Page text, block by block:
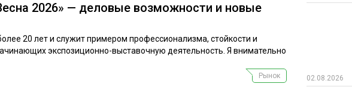
2026» — деловые возможности и новые
20 лет и служит примером профессионализма, стойкости и
экспозиционно-выставочную деятельность. Я внимательно
Рынок 02.08.2026